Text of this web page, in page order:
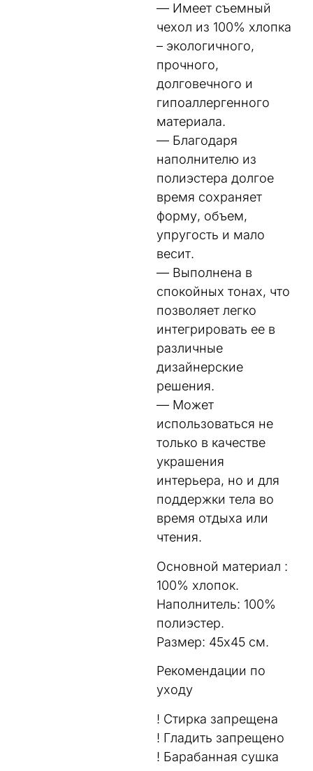
— Имеет съемный
чехол из 100% хлопка
– экологичного,
прочного,
долговечного и
гипоаллергенного
материала.
— Благодаря
наполнителю из
полиэстера долгое
время сохраняет
форму, объем,
упругость и мало
весит.
— Выполнена в
спокойных тонах, что
позволяет легко
интегрировать ее в
различные
дизайнерские
решения.
— Может
использоваться не
только в качестве
украшения
интерьера, но и для
поддержки тела во
время отдыха или
чтения.
Основной материал :
100% хлопок.
Наполнитель: 100%
полиэстер.
Размер: 45х45 см.
Рекомендации по
уходу
! Стирка запрещена
! Гладить запрещено
! Барабанная сушка